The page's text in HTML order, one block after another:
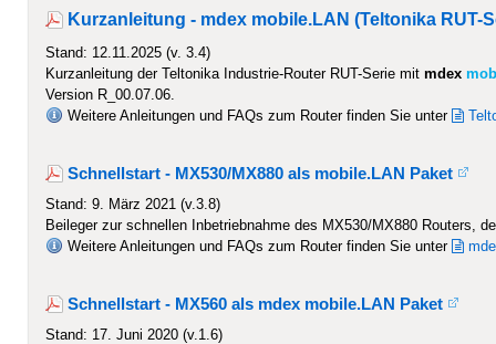
Kurzanleitung - mdex mobile.LAN (Teltonika RUT-
Stand: 12.11.2025 (v. 3.4)
Kurzanleitung der Teltonika Industrie-Router RUT-Serie mit mdex
Version R_00.07.06.
Weitere Anleitungen und FAQs zum Router finden Sie unter
Schnellstart - MX530/MX880 als mobile.LAN Paket
Stand: 9. März 2021 (v.3.8)
Beileger zur schnellen Inbetriebnahme des MX530/MX880 Routers,
Weitere Anleitungen und FAQs zum Router finden Sie unter
Schnellstart - MX560 als mdex mobile.LAN Paket
Stand: 17. Juni 2020 (v.1.6)